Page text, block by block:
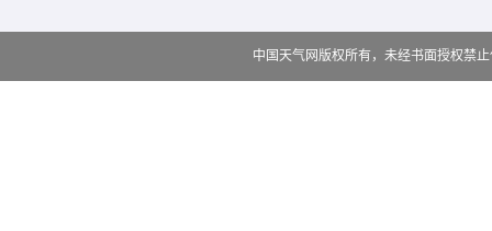
中国天气网版权所有，未经书面授权